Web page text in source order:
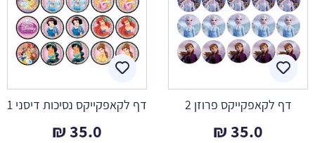
דף לקאפקייקס פרוזן 2
35.0
₪
דף לקאפקייקס נסיכות דיסני 1
35.0
₪